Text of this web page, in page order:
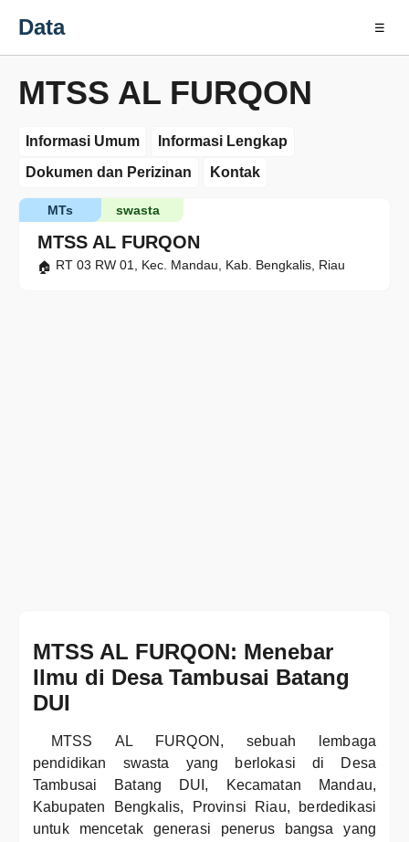
Data ☰
MTSS AL FURQON
Informasi Umum
Informasi Lengkap
Dokumen dan Perizinan
Kontak
MTSS AL FURQON
swasta
MTs
RT 03 RW 01, Kec. Mandau, Kab. Bengkalis, Riau
MTSS AL FURQON: Menebar
Ilmu di Desa Tambusai Batang
DUI
MTSS AL FURQON, sebuah lembaga
pendidikan swasta yang berlokasi di Desa
Tambusai Batang DUI, Kecamatan Mandau,
Kabupaten Bengkalis, Provinsi Riau, berdedikasi
untuk mencetak generasi penerus bangsa yang